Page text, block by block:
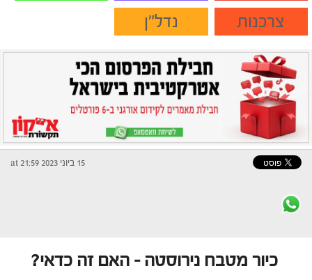
צרכנות
נדל"ן
15 ביוני 2023 at 21:59
כיור מטבח נירוסטה – האם זה כדאי?